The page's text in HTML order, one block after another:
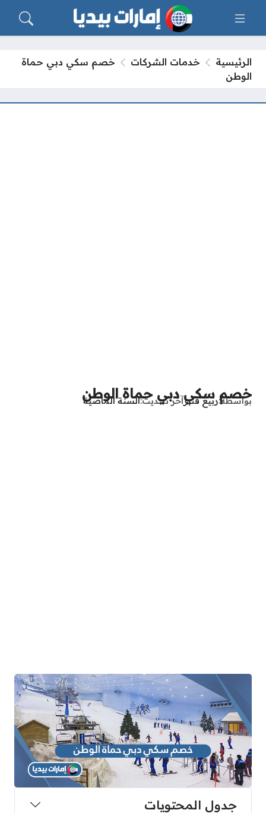
الرئيسية خدمات الشركات
خصم سكي دبي حماة
الوطن
خصم سكي دبي حماة الوطن
بواسطة ربيع قنبرآخر تحديثالسنة الماضية
جدول المحتويات